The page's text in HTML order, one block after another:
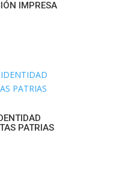
IMPRESA
PATRIAS